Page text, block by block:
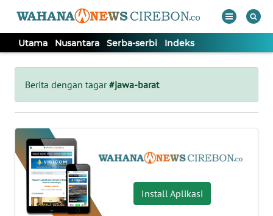
Utama Nusantara Serba-serbi Indeks
Berita dengan tagar#jawa-barat
Install Aplikasi
Tutup
UTAMA
NUSANTARA
SERBA-
SERBI